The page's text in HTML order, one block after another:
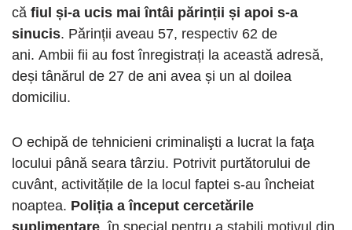
că fiul și-a ucis mai întâi părinții și apoi s-a
sinucis. Părinții aveau 57, respectiv 62 de
ani. Ambii fii au fost înregistrați la această adresă,
deși tânărul de 27 de ani avea și un al doilea
domiciliu.
O echipă de tehnicieni criminalişti a lucrat la faţa
locului până seara târziu. Potrivit purtătorului de
cuvânt, activitățile de la locul faptei s-au încheiat
noaptea. Poliția a început cercetările
suplimentare , în special pentru a stabili motivul din